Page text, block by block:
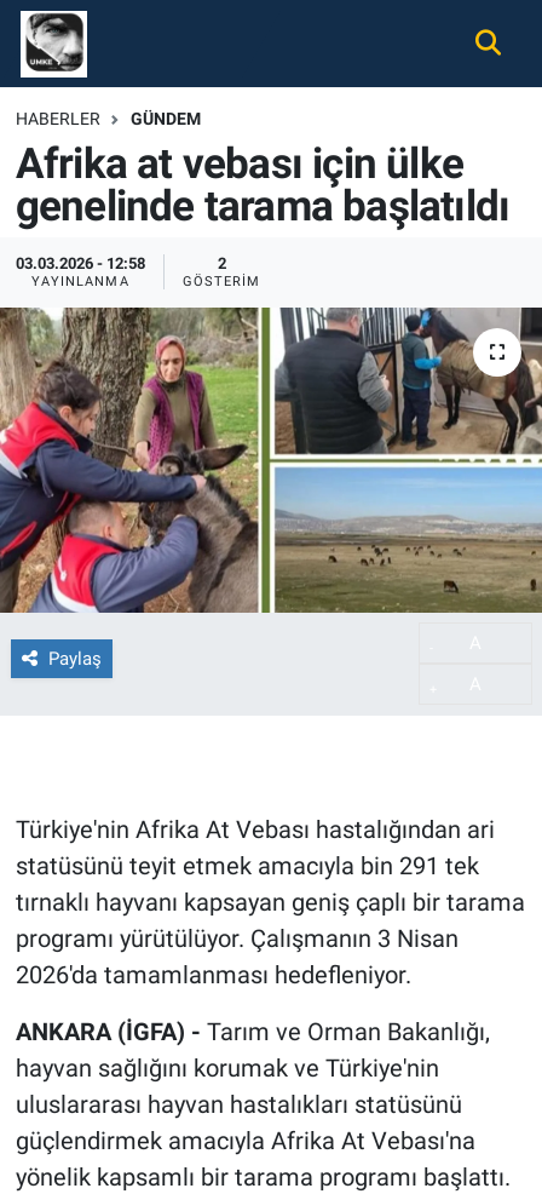
HABERLER GÜNDEM
Afrika at vebası için ülke
genelinde tarama başlatıldı
03.03.2026 - 12:58
YAYINLANMA
2
GÖSTERIM
Paylaş
Türkiye'nin Afrika At Vebası hastalığından ari
statüsünü teyit etmek amacıyla bin 291 tek
tırnaklı hayvanı kapsayan geniş çaplı bir tarama
programı yürütülüyor. Çalışmanın 3 Nisan
2026'da tamamlanması hedefleniyor.
ANKARA (İGFA) - Tarım ve Orman Bakanlığı,
hayvan sağlığını korumak ve Türkiye'nin
uluslararası hayvan hastalıkları statüsünü
güçlendirmek amacıyla Afrika At Vebası'na
yönelik kapsamlı bir tarama programı başlattı.
Gündem
Ekonomi
Spor
Magazin
Tüm Haberler
İletişim
Künye
Nöbetçi Eczaneler
Hava Durumu
Namaz Vakitleri
Trafik Durumu
Süper Lig Puan Durumu ve Fikstür
Tüm Manşetler
Son Dakika Haberleri
Haber Arşivi